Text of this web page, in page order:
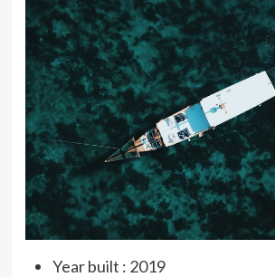
Year built : 2019